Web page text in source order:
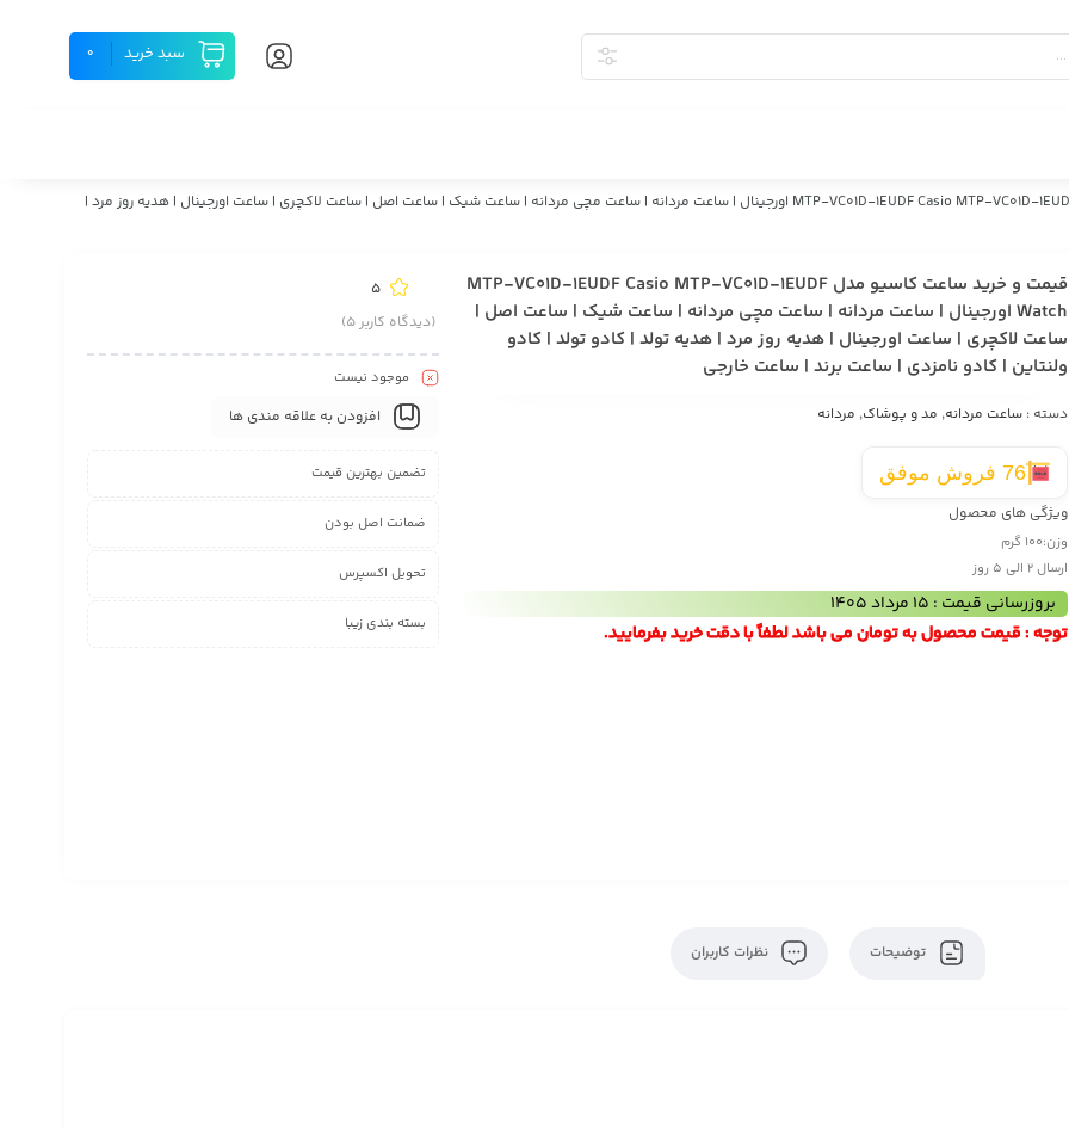
سبد خرید 0
قیمت و خرید ساعت کاسیو مدل MTP-VC01D-1EUDF Casio MTP-VC01D-1EUDF Watch اورجینال | ساعت مردانه | ساعت مچی مردانه | ساعت شیک | ساعت اصل | ساعت لاکچری | ساعت اورجینال | هدیه روز مرد |
قیمت و خرید ساعت کاسیو مدل MTP-VC01D-1EUDF Casio MTP-VC01D-1EUDF
Watch اورجینال | ساعت مردانه | ساعت مچی مردانه | ساعت شیک | ساعت اصل |
ساعت لاکچری | ساعت اورجینال | هدیه روز مرد | هدیه تولد | کادو تولد | کادو
ولنتاین | کادو نامزدی | ساعت برند | ساعت خارجی
دسته :ساعت مردانه, مد و پوشاک, مردانه
76 فروش موفق
ویژگی های محصول
وزن:100 گرم
ارسال 2 الی 5 روز
بروزرسانی قیمت : 15 مرداد 1405
توجه : قیمت محصول به تومان می باشد لطفاً با دقت خرید بفرمایید.
5
(دیدگاه کاربر5
)
موجود نیست
افزودن به علاقه مندی ها
تضمین بهترین قیمت
ضمانت اصل بودن
تحویل اکسپرس
بسته بندی زیبا
توضیحات نظرات کاربران